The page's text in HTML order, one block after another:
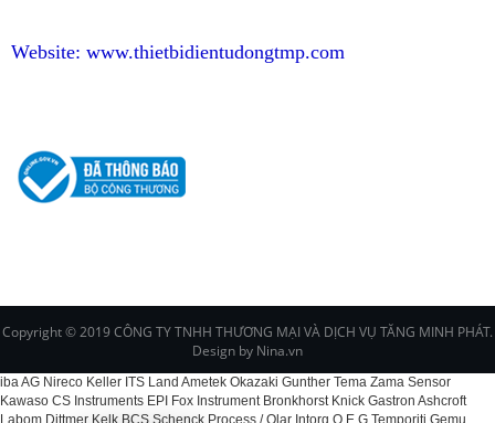
Website: www.thietbidientudongtmp.com
Copyright © 2019 CÔNG TY TNHH THƯƠNG MẠI VÀ DỊCH VỤ TĂNG MINH PHÁT.
Design by Nina.vn
iba AG Nireco Keller ITS Land Ametek Okazaki Gunther Tema Zama Sensor
Kawaso CS Instruments EPI Fox Instrument Bronkhorst Knick Gastron Ashcroft